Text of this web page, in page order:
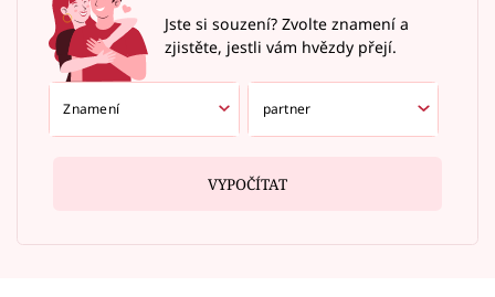
Jste si souzení? Zvolte znamení a
zjistěte, jestli vám hvězdy přejí.
VYPOČÍTAT